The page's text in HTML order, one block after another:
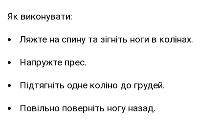
Як виконувати:
Ляжте на спину та зігніть ноги в колінах.
Напружте прес.
Підтягніть одне коліно до грудей.
Повільно поверніть ногу назад.